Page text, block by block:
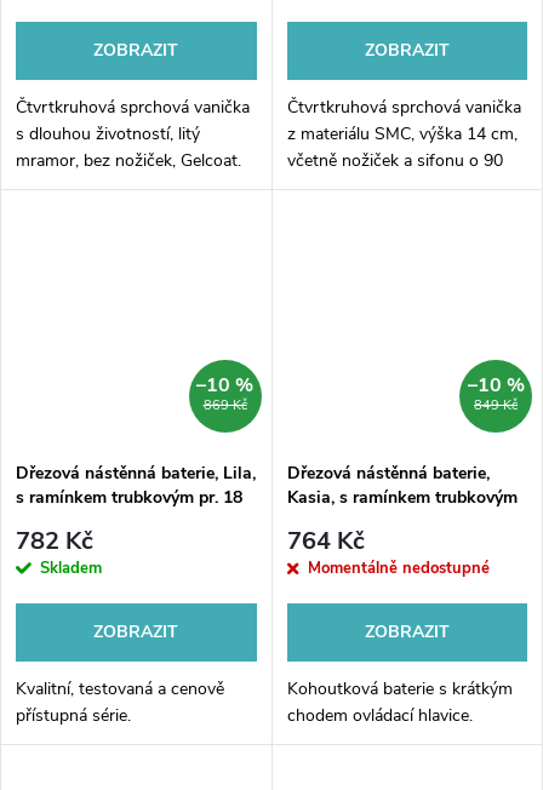
ZOBRAZIT
Čtvrtkruhová sprchová vanička
s dlouhou životností, litý
mramor, bez nožiček, Gelcoat.
ZOBRAZIT
Čtvrtkruhová sprchová vanička
z materiálu SMC, výška 14 cm,
včetně nožiček a sifonu o 90
mm
869 Kč
–10 %
Dřezová nástěnná baterie, Lila,
s ramínkem trubkovým pr. 18
782 Kč
Skladem
ZOBRAZIT
Kvalitní, testovaná a cenově
přístupná série.
849 Kč
–10 %
Dřezová nástěnná baterie,
Kasia, s ramínkem trubkovým
764 Kč
Momentálně nedostupné
ZOBRAZIT
Kohoutková baterie s krátkým
chodem ovládací hlavice.